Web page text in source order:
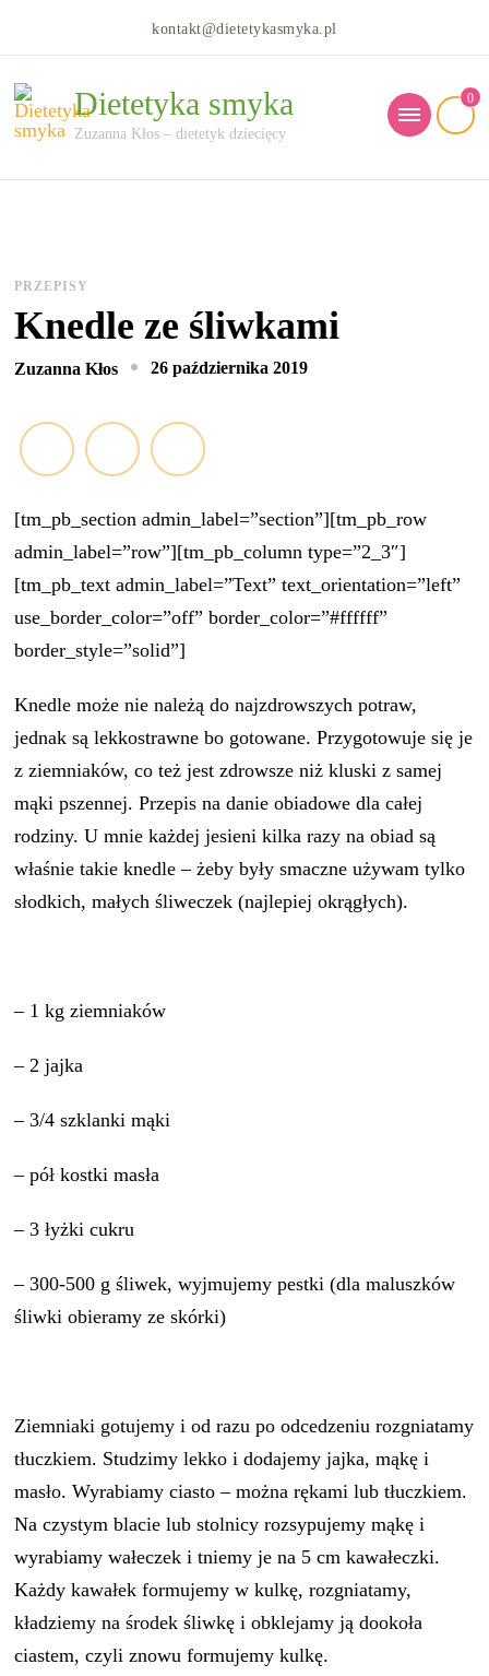
kontakt@dietetykasmyka.pl
Dietetyka smyka
Zuzanna Kłos – dietetyk dziecięcy
0
PRZEPISY
Knedle ze śliwkami
Zuzanna Kłos 26 października 2019
[tm_pb_section admin_label=”section”][tm_pb_row
admin_label=”row”][tm_pb_column type=”2_3″]
[tm_pb_text admin_label=”Text” text_orientation=”left”
use_border_color=”off” border_color=”#ffffff”
border_style=”solid”]
Knedle może nie należą do najzdrowszych potraw,
jednak są lekkostrawne bo gotowane. Przygotowuje się je
z ziemniaków, co też jest zdrowsze niż kluski z samej
mąki pszennej. Przepis na danie obiadowe dla całej
rodziny. U mnie każdej jesieni kilka razy na obiad są
właśnie takie knedle – żeby były smaczne używam tylko
słodkich, małych śliweczek (najlepiej okrągłych).
– 1 kg ziemniaków
– 2 jajka
– 3/4 szklanki mąki
– pół kostki masła
– 3 łyżki cukru
– 300-500 g śliwek, wyjmujemy pestki (dla maluszków
śliwki obieramy ze skórki)
Ziemniaki gotujemy i od razu po odcedzeniu rozgniatamy
tłuczkiem. Studzimy lekko i dodajemy jajka, mąkę i
masło. Wyrabiamy ciasto – można rękami lub tłuczkiem.
Na czystym blacie lub stolnicy rozsypujemy mąkę i
wyrabiamy wałeczek i tniemy je na 5 cm kawałeczki.
Każdy kawałek formujemy w kulkę, rozgniatamy,
kładziemy na środek śliwkę i obklejamy ją dookoła
ciastem, czyli znowu formujemy kulkę.